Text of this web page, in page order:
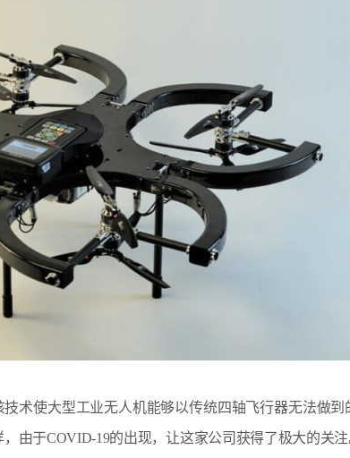
技术使大型工业无人机能够以传统四轴飞行器无法做
由于COVID-19的出现，让这家公司获得了极大的关注